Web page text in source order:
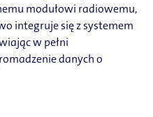
modułowi radiowemu,
integruje się z systemem
w pełni
danych o